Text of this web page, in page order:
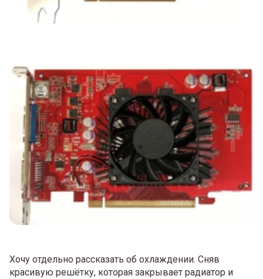
Хочу отдельно рассказать об охлаждении. Сняв
красивую решётку, которая закрывает радиатор и